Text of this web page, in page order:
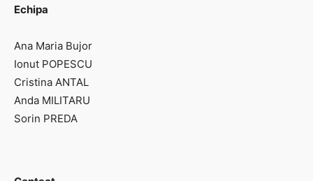
Echipa
Ana Maria Bujor
Ionut POPESCU
Cristina ANTAL
Anda MILITARU
Sorin PREDA